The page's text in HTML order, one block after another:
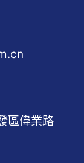
區偉業路